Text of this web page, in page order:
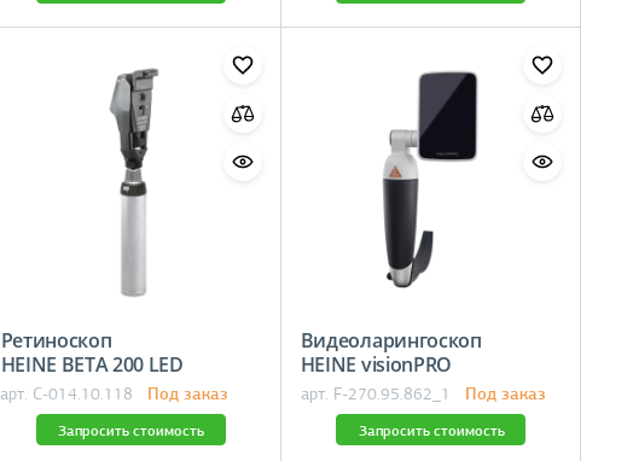
Ретиноскоп
HEINE BETA 200 LED
арт. C-014.10.118 Под заказ
Запросить стоимость
Видеоларингоскоп
HEINE visionPRO
арт. F-270.95.862_1 Под заказ
Запросить стоимость